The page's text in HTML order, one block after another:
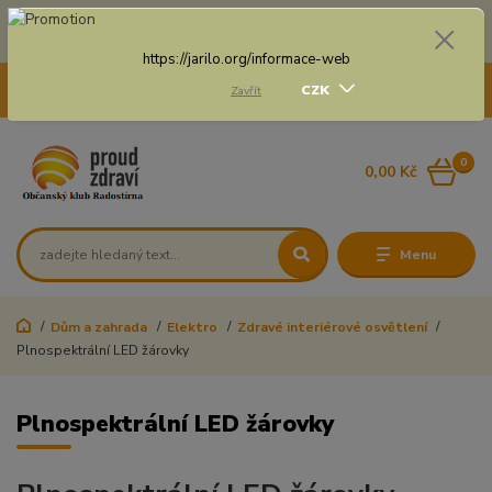
Doprava zdarma na některé druhy dopravy při nákupu
Menu
CZK
0
0,00 Kč
Dům a zahrada Elektro
Zdravé interiérové osvětlení
Plnospektrální LED žárovky
Plnospektrální LED žárovky
https://jarilo.org/informace-web
Zavřít